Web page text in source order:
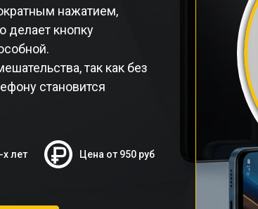
нажатием,
делает кнопку
так как без
становится
х лет Цена от 950 руб